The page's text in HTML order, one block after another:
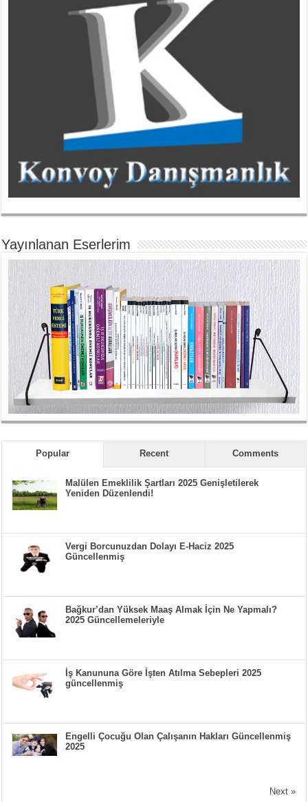
Yayınlanan Eserlerim
Popular Recent Comments
Malülen Emeklilik Şartları 2025 Genişletilerek
Yeniden Düzenlendi!
Vergi Borcunuzdan Dolayı E-Haciz 2025
Güncellenmiş
Bağkur’dan Yüksek Maaş Almak İçin Ne Yapmalı?
2025 Güncellemeleriyle
İş Kanununa Göre İşten Atılma Sebepleri 2025
güncellenmiş
Engelli Çocuğu Olan Çalışanın Hakları Güncellenmiş
2025
Next »